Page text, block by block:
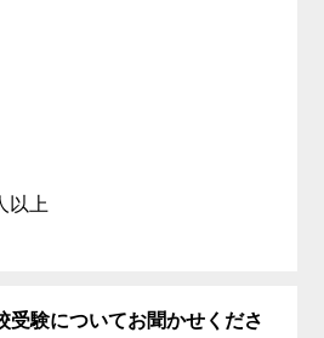
以上
受験についてお聞かせくださ